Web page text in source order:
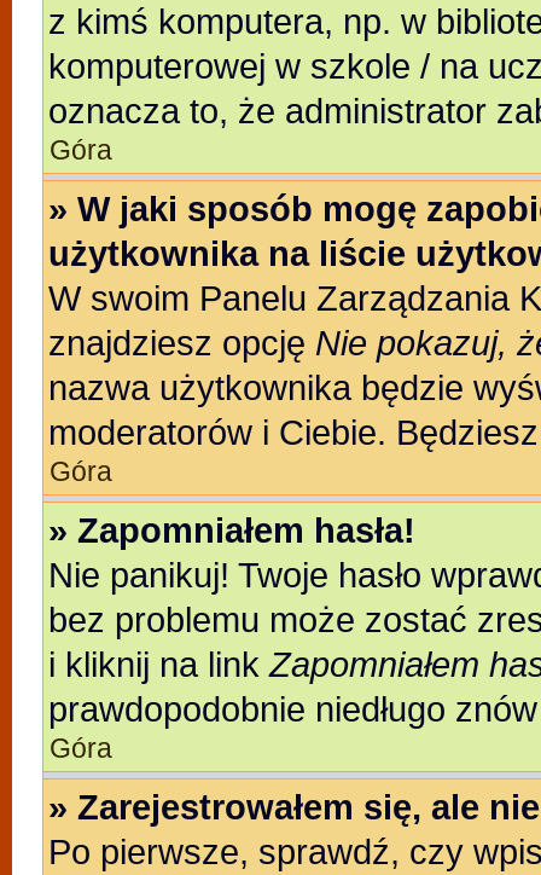
z kimś komputera, np. w
komputerowej w szkole / na
oznacza to, że administrator
Góra
» W jaki sposób mogę
użytkownika na liście
W swoim Panelu Zarządzania
znajdziesz opcję Nie pokazuj,
nazwa użytkownika będzie
moderatorów i Ciebie.
Góra
» Zapomniałem hasła!
Nie panikuj! Twoje hasło
bez problemu może zostać
i kliknij na linkZapomniałem
prawdopodobnie niedługo
Góra
» Zarejestrowałem się, ale
Po pierwsze, sprawdź, czy